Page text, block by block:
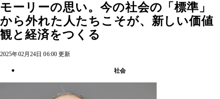
モーリーの思い。今の社会の「標準」
から外れた人たちこそが、新しい価値
観と経済をつくる
2025年02月24日 06:00 更新
社会